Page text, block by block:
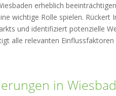
erheblich
wichtige Rolle spielen. Rückert
und identifiziert potenzielle
alle relevanten
in